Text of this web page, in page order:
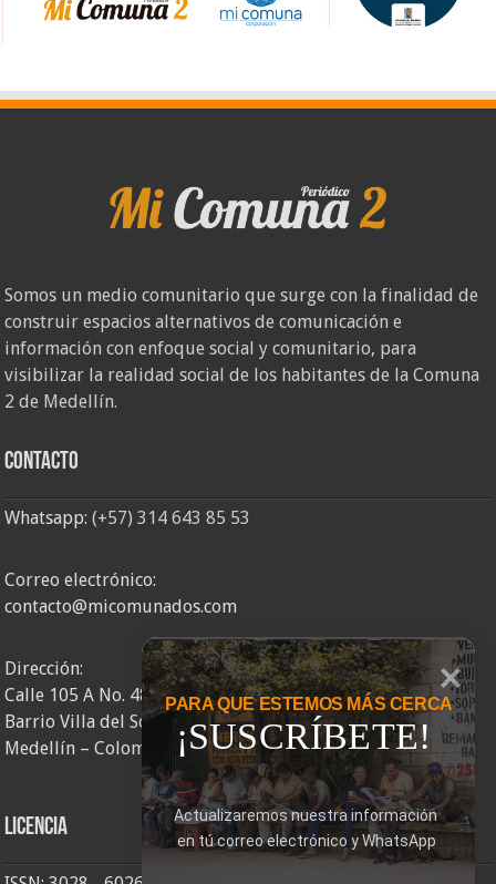
Somos un medio comunitario que surge con la finalidad de
construir espacios alternativos de comunicación e
información con enfoque social y comunitario, para
visibilizar la realidad social de los habitantes de la Comuna
2 de Medellín.
Contacto
Whatsapp:(+57) 314 643 85 53
Correo electrónico:
contacto@micomunados.com
Dirección:
Calle 105 A No. 48AA – 58
Barrio Villa del Socorro
Medellín – Colombia
Licencia
PARA QUE ESTEMOS MÁS CERCA
¡SUSCRÍBETE!
Actualizaremos nuestra información
en tú correo electrónico y WhatsApp